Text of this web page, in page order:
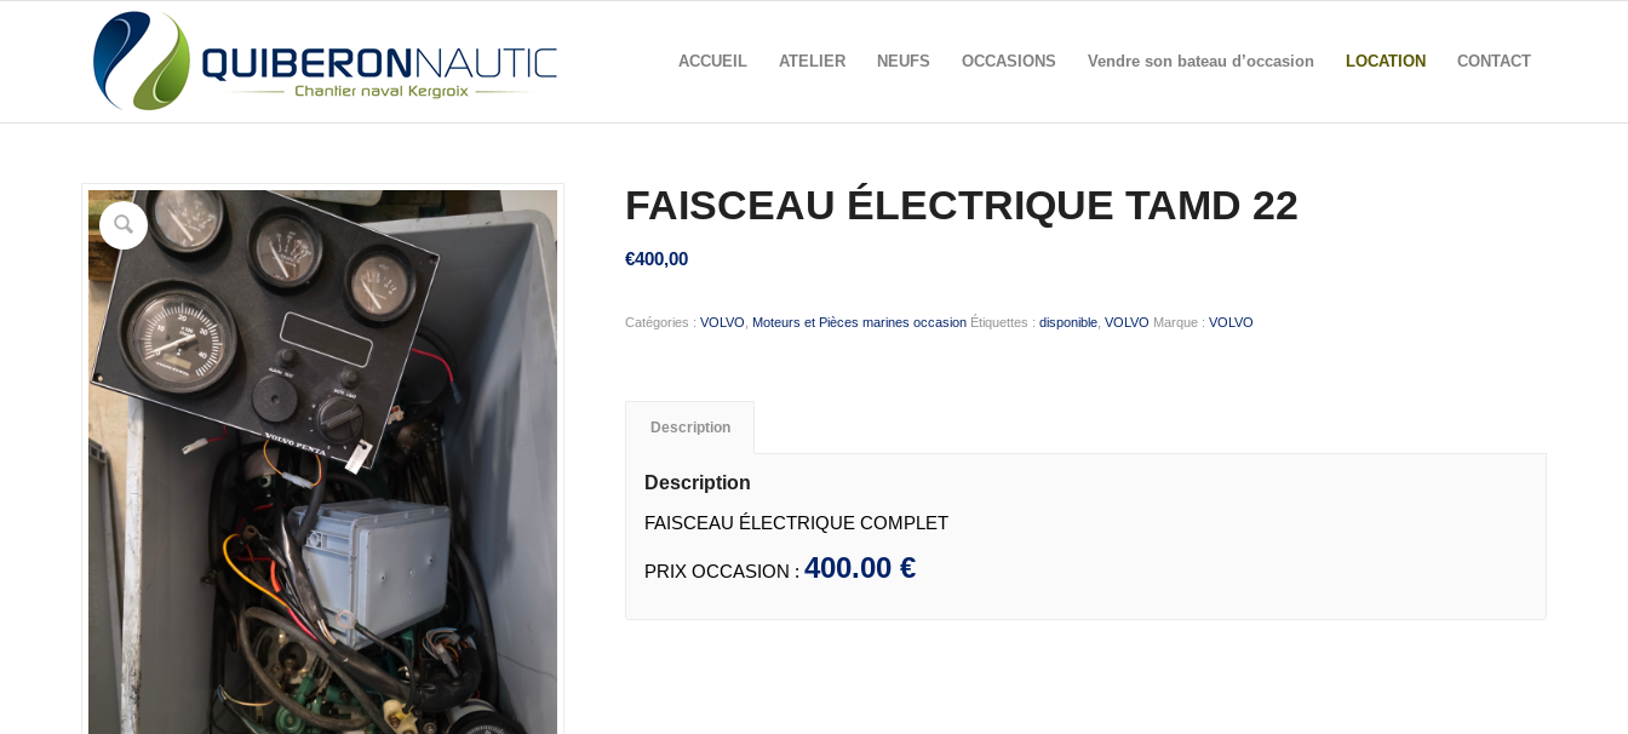
ACCUEIL ATELIER NEUFS OCCASIONS Vendre son bateau d’occasion LOCATION CONTACT
FAISCEAU ÉLECTRIQUE TAMD 22
€400,00
Catégories :VOLVO ,Moteurs et Pièces marines occasion Étiquettes :disponible ,VOLVO Marque :VOLVO
Description
Description
FAISCEAU ÉLECTRIQUE COMPLET
PRIX OCCASION :400.00 €